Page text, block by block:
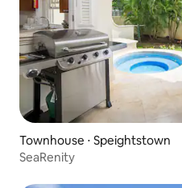
Townhouse ⋅ Speightstown
SeaRenity